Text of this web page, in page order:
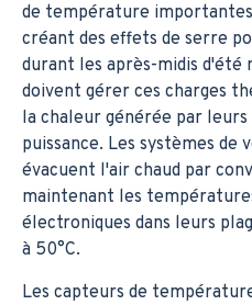
de température
créant des effets de serre
durant les après-midis d'été
doivent gérer ces charges
la chaleur générée par
puissance. Les systèmes
évacuent l'air chaud par
maintenant les
électroniques dans leurs
à 50°C.
Les capteurs de